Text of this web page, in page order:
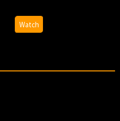
25
Watch